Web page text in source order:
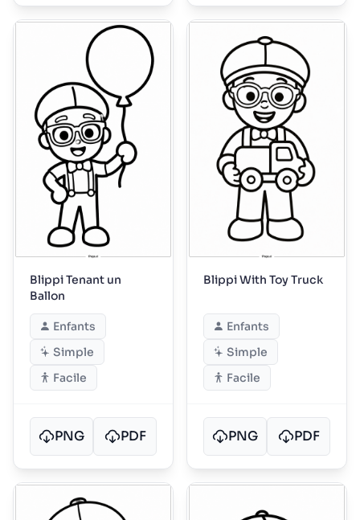
Blippi Tenant un
Ballon
Enfants
Simple
Facile
PNG PDF
Blippi With Toy Truck
Enfants
Simple
Facile
PNG PDF